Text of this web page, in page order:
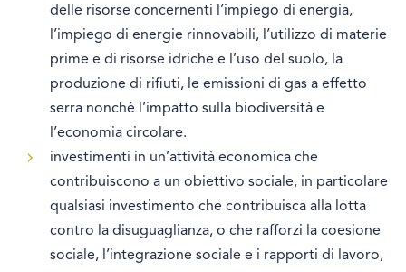
delle risorse concernenti l’impiego di energia,
l’impiego di energie rinnovabili, l’utilizzo di materie
prime e di risorse idriche e l’uso del suolo, la
produzione di rifiuti, le emissioni di gas a effetto
serra nonché l’impatto sulla biodiversità e
l’economia circolare.
investimenti in un’attività economica che
contribuiscono a un obiettivo sociale, in particolare
qualsiasi investimento che contribuisca alla lotta
contro la disuguaglianza, o che rafforzi la coesione
sociale, l’integrazione sociale e i rapporti di lavoro,